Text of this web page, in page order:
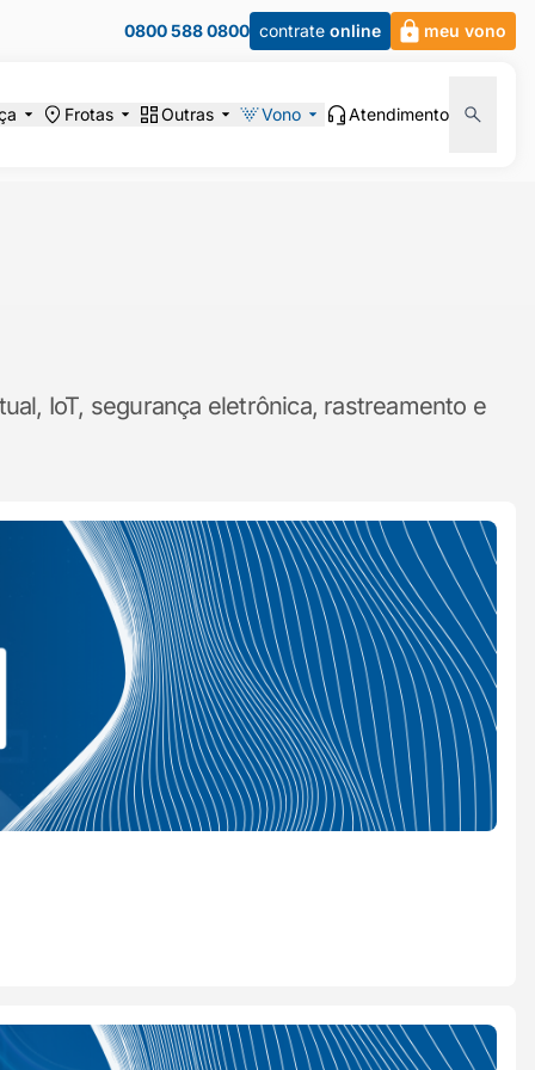
0800 588 0800 contrate online meu vono
Frotas Outras Vono Atendimento
IoT, segurança eletrônica, rastreamento e